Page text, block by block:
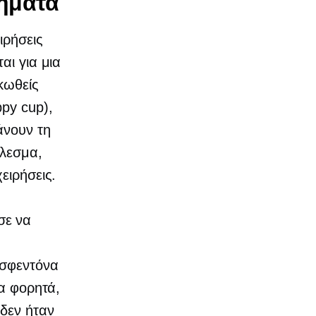
για μια
cup),
τη
να
φορητά,
ήταν